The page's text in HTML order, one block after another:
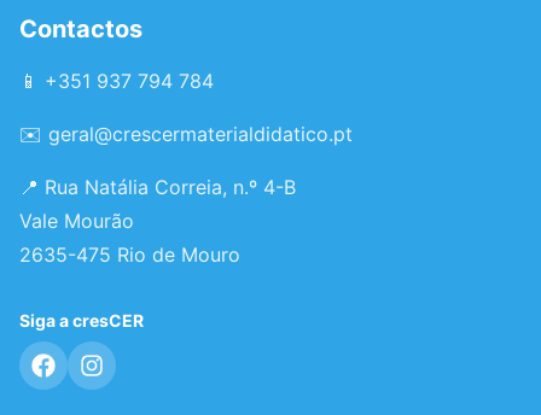
Contactos
📱 +351 937 794 784
✉️ geral@crescermaterialdidatico.pt
📍 Rua Natália Correia, n.º 4-B
Vale Mourão
2635-475 Rio de Mouro
Siga a cresCER